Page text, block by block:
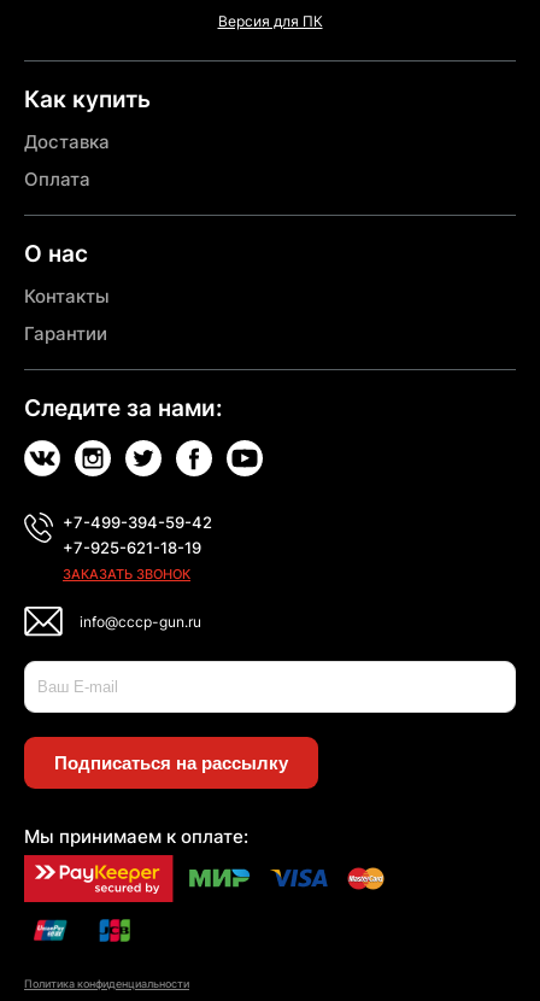
Версия для ПК
Как купить
Доставка
Оплата
О нас
Контакты
Гарантии
Следите за нами:
+7-499-394-59-42
+7-925-621-18-19
ЗАКАЗАТЬ ЗВОНОК
info@cccp-gun.ru
Подписаться на рассылку
Мы принимаем к оплате:
Политика конфиденциальности